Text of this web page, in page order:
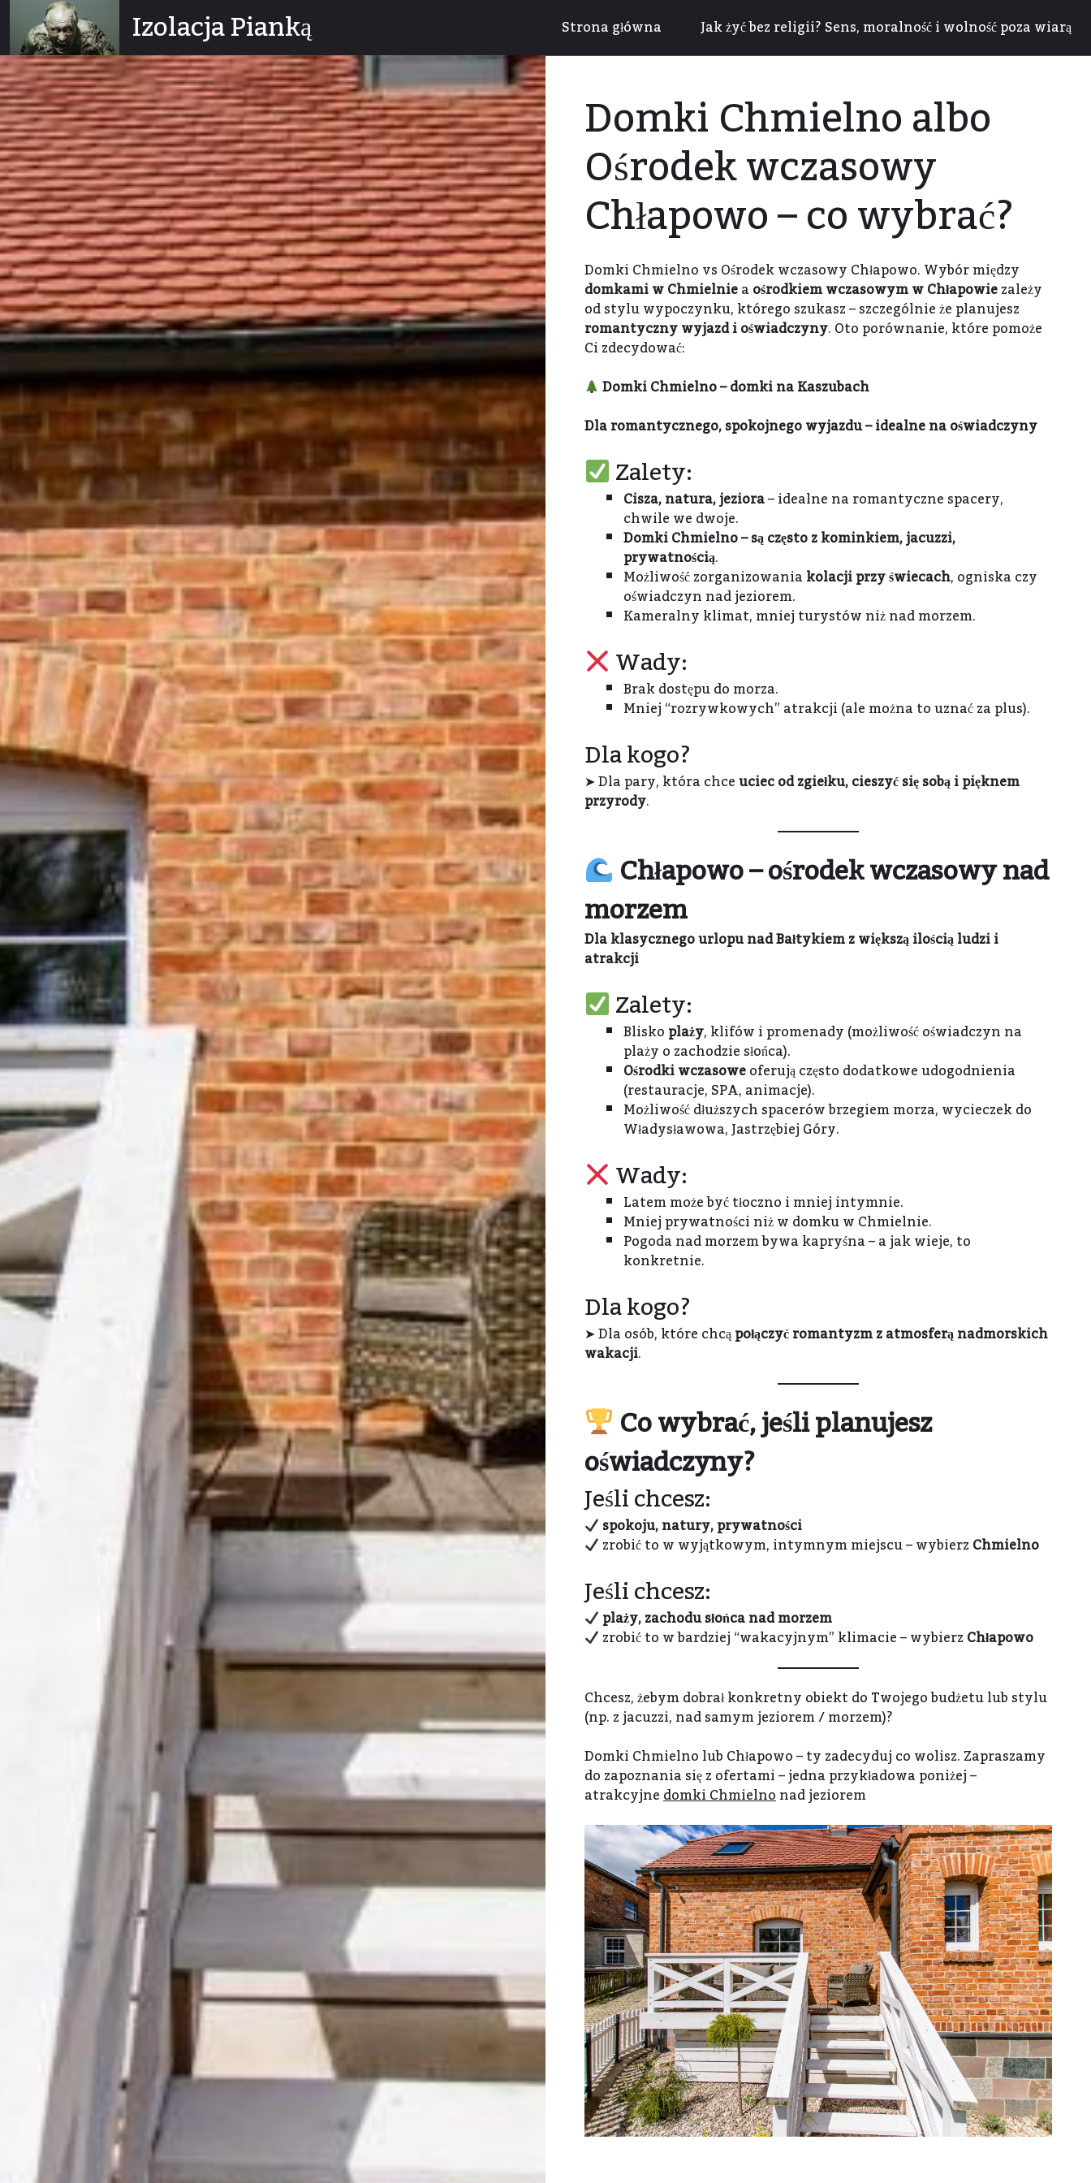
content Izolacja Pianką Strona główna Jak żyć bez religii? Sens, moralność i wolność poza wiarą
Domki Chmielno albo
Ośrodek wczasowy
Chłapowo – co wybrać?
Domki Chmielno vs Ośrodek wczasowy Chłapowo. Wybór między
domkami w Chmielnieaośrodkiem wczasowym w Chłapowiezależy
od stylu wypoczynku, którego szukasz – szczególnie że planujesz
romantyczny wyjazd i oświadczyny. Oto porównanie, które pomoże
Ci zdecydować:
Domki Chmielno – domki na Kaszubach
Dla romantycznego, spokojnego wyjazdu – idealne na oświadczyny
Zalety:
Cisza, natura, jeziora– idealne na romantyczne spacery,
chwile we dwoje.
Domki Chmielno – są często z kominkiem, jacuzzi,
prywatnością.
Możliwość zorganizowaniakolacji przy świecach, ogniska czy
oświadczyn nad jeziorem.
Kameralny klimat, mniej turystów niż nad morzem.
Wady:
Brak dostępu do morza.
Mniej “rozrywkowych” atrakcji (ale można to uznać za plus).
Dla kogo?
➤ Dla pary, która chceuciec od zgiełku, cieszyć się sobą i pięknem
przyrody.
Chłapowo – ośrodek wczasowy nad
morzem
Dla klasycznego urlopu nad Bałtykiem z większą ilością ludzi i
atrakcji
Zalety:
Bliskoplaży, klifów i promenady (możliwość oświadczyn na
plaży o zachodzie słońca).
Ośrodki wczasoweoferują często dodatkowe udogodnienia
(restauracje, SPA, animacje).
Możliwość dłuższych spacerów brzegiem morza, wycieczek do
Władysławowa, Jastrzębiej Góry.
Wady:
Latem może być tłoczno i mniej intymnie.
Mniej prywatności niż w domku w Chmielnie.
Pogoda nad morzem bywa kapryśna – a jak wieje, to
konkretnie.
Dla kogo?
➤ Dla osób, które chcąpołączyć romantyzm z atmosferą nadmorskich
wakacji.
Co wybrać, jeśli planujesz
oświadczyny?
Jeśli chcesz:
spokoju, natury, prywatności
zrobić to w wyjątkowym, intymnym miejscu – wybierzChmielno
Jeśli chcesz:
plaży, zachodu słońca nad morzem
zrobić to w bardziej “wakacyjnym” klimacie – wybierzChłapowo
Chcesz, żebym dobrał konkretny obiekt do Twojego budżetu lub stylu
(np. z jacuzzi, nad samym jeziorem / morzem)?
Domki Chmielno lub Chłapowo – ty zadecyduj co wolisz. Zapraszamy
do zapoznania się z ofertami – jedna przykładowa poniżej –
atrakcyjnedomki Chmielnonad jeziorem